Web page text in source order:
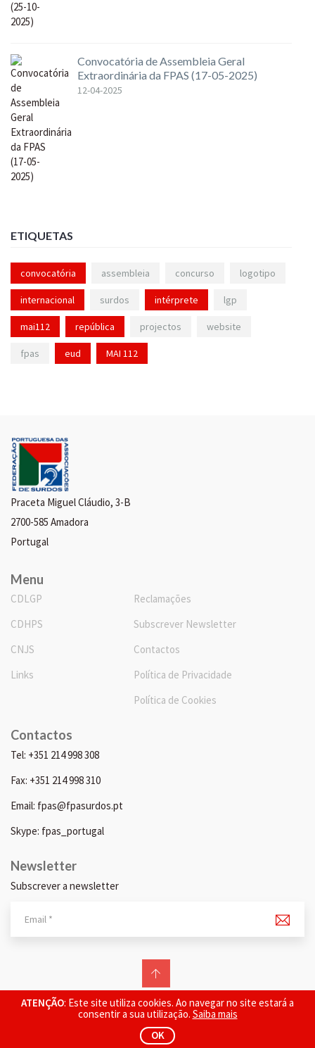
ATENÇÃO: Este site utiliza cookies. Ao navegar no site estará a
consentir a sua utilização. Saiba mais
OK
Convocatória de Assembleia Geral
Extraordinária da FPAS (17-05-2025)
12-04-2025
ETIQUETAS
convocatória assembleia concurso logotipo
internacional surdos intérprete lgp
mai112 república projectos website
fpas eud MAI 112
Praceta Miguel Cláudio, 3-B
2700-585 Amadora
Portugal
Menu
CDLGP
CDHPS
CNJS
Links
Reclamações
Subscrever Newsletter
Contactos
Política de Privacidade
Política de Cookies
Contactos
Tel: +351 214 998 308
Fax: +351 214 998 310
Email: fpas@fpasurdos.pt
Skype: fpas_portugal
Newsletter
Subscrever a newsletter
© 2026 FPAS. Todos os direitos reservados.